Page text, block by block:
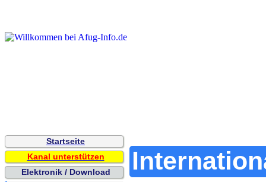
Startseite
Kanal unterstützen
Elektronik / Download